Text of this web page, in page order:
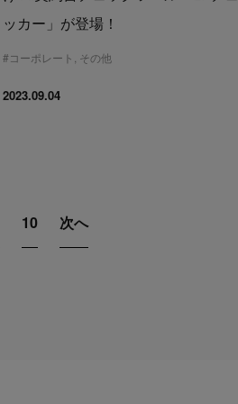
ッカー」が登場！
#コーポレート その他
2023.09.04
10 次へ